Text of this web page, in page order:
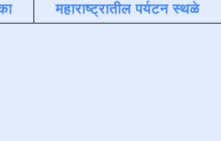
महाराष्ट्रातील पर्यटन स्थळे